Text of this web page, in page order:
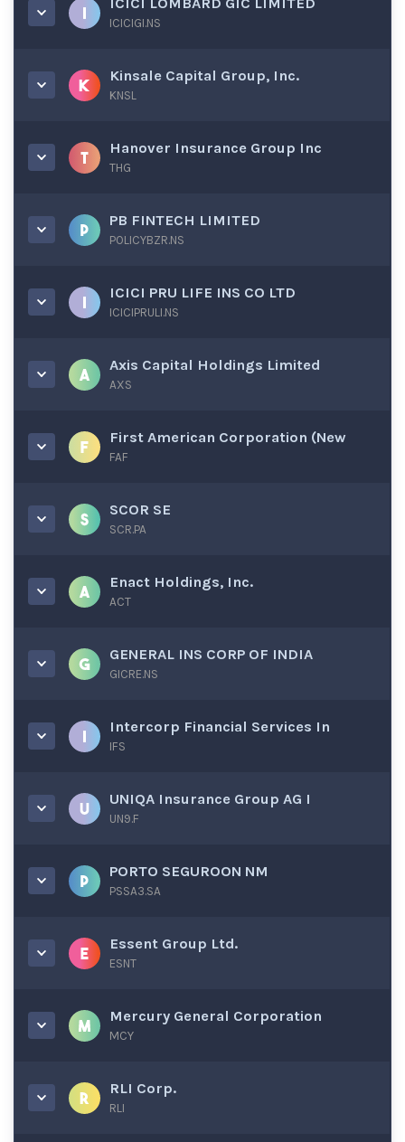
ICICIGI.NS
Kinsale Capital Group, Inc.
KNSL
Hanover Insurance Group Inc
THG
PB FINTECH LIMITED
POLICYBZR.NS
ICICI PRU LIFE INS CO LTD
ICICIPRULI.NS
Axis Capital Holdings Limited
AXS
First American Corporation (New
FAF
SCOR SE
SCR.PA
Enact Holdings, Inc.
ACT
GENERAL INS CORP OF INDIA
GICRE.NS
Intercorp Financial Services In
IFS
UNIQA Insurance Group AG I
UN9.F
PORTO SEGUROON NM
PSSA3.SA
Essent Group Ltd.
ESNT
Mercury General Corporation
MCY
RLI Corp.
RLI